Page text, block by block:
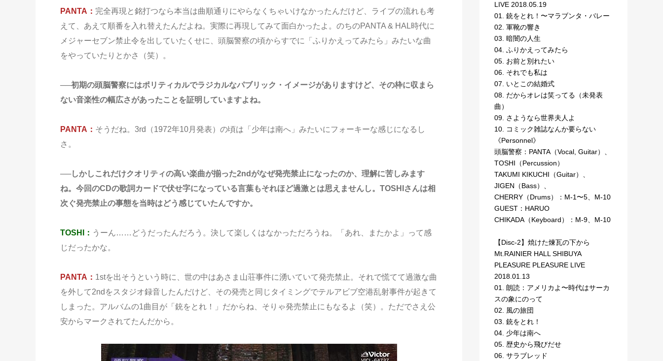
PANTA： 完全再現と銘打つなら本当は曲順通りにやらなくちゃいけなかったんだけど、ライブの流れも考
えて、あえて順番を入れ替えたんだよね。実際に再現してみて面白かったよ。のちのPANTA & HAL時代に
メジャーセブン禁止令を出していたくせに、頭脳警察の頃からすでに「ふりかえってみたら」みたいな曲
をやっていたりとかさ（笑）。
──初期の頭脳警察にはポリティカルでラジカルなパブリック・イメージがありますけど、その枠に収まら
ない音楽性の幅広さがあったことを証明していますよね。
PANTA： そうだね。3rd（1972年10月発表）の頃は「少年は南へ」みたいにフォーキーな感じになるし
さ。
──しかしこれだけクオリティの高い楽曲が揃った2ndがなぜ発売禁止になったのか、理解に苦しみます
ね。今回のCDの歌詞カードで伏せ字になっている言葉もそれほど過激とは思えませんし。TOSHIさんは相
次ぐ発売禁止の事態を当時はどう感じていたんですか。
TOSHI： うーん……どうだったんだろう。決して楽しくはなかっただろうね。「あれ、またかよ」って感
じだったかな。
PANTA： 1stを出そうという時に、世の中はあさま山荘事件に湧いていて発売禁止。それで慌てて過激な曲
を外して2ndをスタジオ録音したんだけど、その発売と同じタイミングでテルアビブ空港乱射事件が起きて
しまった。アルバムの1曲目が「銃をとれ！」だからね、そりゃ発売禁止にもなるよ（笑）。ただでさえ公
安からマークされてたんだから。
LIVE 2018.05.19
01. 銃をとれ！〜マラブンタ・バレー
02. 軍靴の響き
03. 暗闇の人生
04. ふりかえってみたら
05. お前と別れたい
06. それでも私は
07. いとこの結婚式
08. だからオレは笑ってる（未発表
曲）
09. さようなら世界夫人よ
10. コミック雑誌なんか要らない
《Personnel》
頭脳警察：PANTA（Vocal, Guitar）、
TOSHI（Percussion）
TAKUMI KIKUCHI（Guitar）、
JIGEN（Bass）、
CHERRY（Drums）：M-1〜5、M-10
GUEST：HARUO
CHIKADA（Keyboard）：M-9、M-10
【Disc-2】焼けた煉瓦の下から
Mt.RAINIER HALL SHIBUYA
PLEASURE PLEASURE LIVE
2018.01.13
01. 朗読：アメリカよ〜時代はサーカ
スの象にのって
02. 風の旅団
03. 銃をとれ！
04. 少年は南へ
05. 歴史から飛びだせ
06. サラブレッド